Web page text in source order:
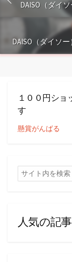
DAISO（ダイ
DAISO（ダイソ
１００円ショ
す
懸賞がんばる
検
索
人気の記事